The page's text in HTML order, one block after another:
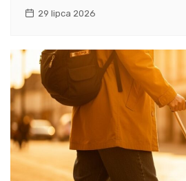
29 lipca 2026